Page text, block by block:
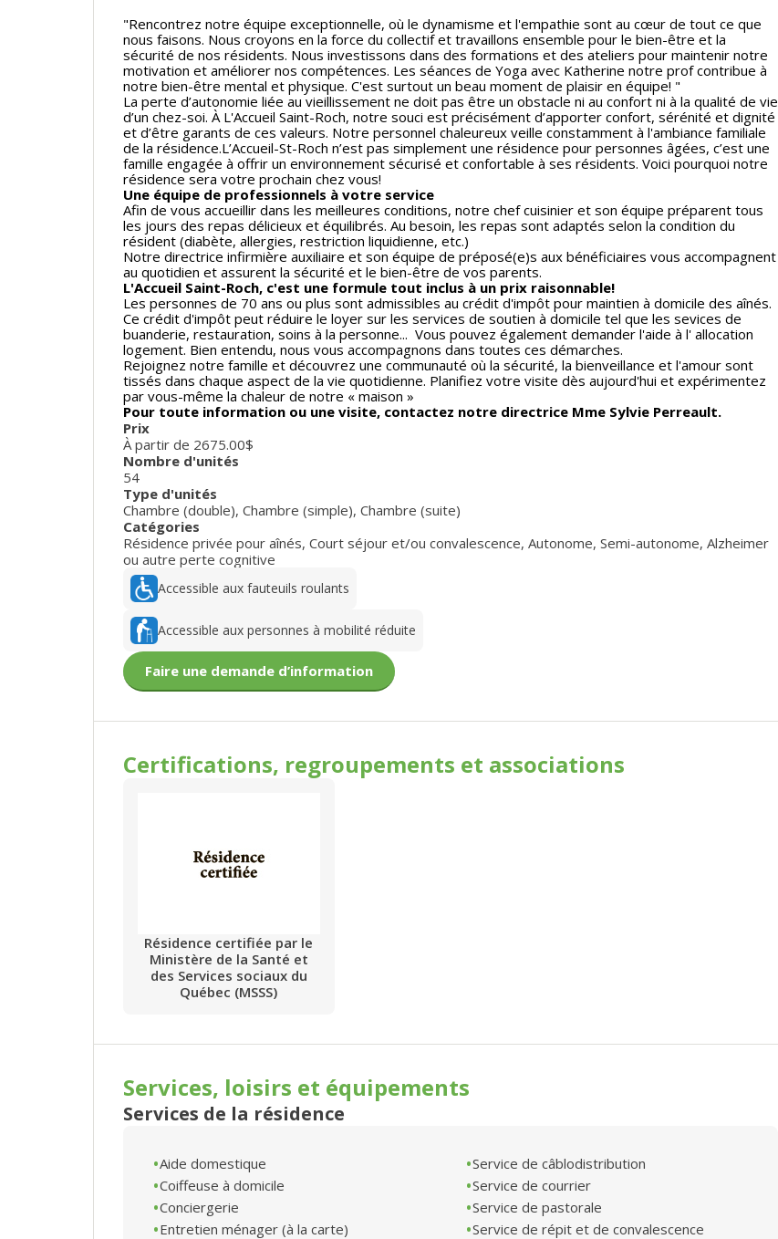
"Rencontrez notre équipe exceptionnelle, où le dynamisme et l'empathie sont au cœur de tout ce que
nous faisons. Nous croyons en la force du collectif et travaillons ensemble pour le bien-être et la
sécurité de nos résidents. Nous investissons dans des formations et des ateliers pour maintenir notre
motivation et améliorer nos compétences. Les séances de Yoga avec Katherine notre prof contribue à
notre bien-être mental et physique. C'est surtout un beau moment de plaisir en équipe! "
La perte d’autonomie liée au vieillissement ne doit pas être un obstacle ni au confort ni à la qualité de vie
d’un chez-soi. À L'Accueil Saint-Roch, notre souci est précisément d’apporter confort, sérénité et dignité
et d’être garants de ces valeurs. Notre personnel chaleureux veille constamment à l'ambiance familiale
de la résidence.L’Accueil-St-Roch n’est pas simplement une résidence pour personnes âgées, c’est une
famille engagée à offrir un environnement sécurisé et confortable à ses résidents. Voici pourquoi notre
résidence sera votre prochain chez vous!
Une équipe de professionnels à votre service
Afin de vous accueillir dans les meilleures conditions, notre chef cuisinier et son équipe préparent tous
les jours des repas délicieux et équilibrés. Au besoin, les repas sont adaptés selon la condition du
résident (diabète, allergies, restriction liquidienne, etc.)
Notre directrice infirmière auxiliaire et son équipe de préposé(e)s aux bénéficiaires vous accompagnent
au quotidien et assurent la sécurité et le bien-être de vos parents.
L'Accueil Saint-Roch, c'est une formule tout inclus à un prix raisonnable!
Les personnes de 70 ans ou plus sont admissibles au crédit d'impôt pour maintien à domicile des aînés.
Ce crédit d'impôt peut réduire le loyer sur les services de soutien à domicile tel que les sevices de
buanderie, restauration, soins à la personne... Vous pouvez également demander l'aide à l' allocation
logement. Bien entendu, nous vous accompagnons dans toutes ces démarches.
Rejoignez notre famille et découvrez une communauté où la sécurité, la bienveillance et l'amour sont
tissés dans chaque aspect de la vie quotidienne. Planifiez votre visite dès aujourd'hui et expérimentez
par vous-même la chaleur de notre « maison »
Pour toute information ou une visite, contactez notre directrice Mme Sylvie Perreault.
Prix
À partir de 2675.00$
Nombre d'unités
54
Type d'unités
Chambre (double), Chambre (simple), Chambre (suite)
Catégories
Résidence privée pour aînés, Court séjour et/ou convalescence, Autonome, Semi-autonome, Alzheimer
ou autre perte cognitive
Accessible aux fauteuils roulants
Accessible aux personnes à mobilité réduite
Faire une demande d’information
Certifications, regroupements et associations
Résidence certifiée par le
Ministère de la Santé et
des Services sociaux du
Québec (MSSS)
Services, loisirs et équipements
Services de la résidence
Aide domestique
Coiffeuse à domicile
Conciergerie
Entretien ménager (à la carte)
Service de câblodistribution
Service de courrier
Service de pastorale
Service de répit et de convalescence